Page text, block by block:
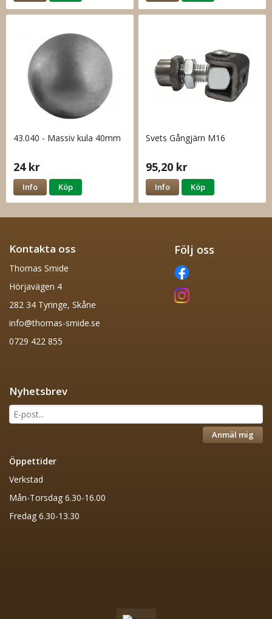
43.040 - Massiv kula 40mm
24 kr
Info Köp
Svets Gångjärn M16
95,20 kr
Info Köp
Kontakta oss
Thomas Smide
Hörjavägen 4
282 34 Tyringe, Skåne
info@thomas-smide.se
0729 422 855
Följ oss
Nyhetsbrev
Anmäl mig
Öppettider
Verkstad
Mån-Torsdag 6.30-16.00
Fredag 6.30-13.30